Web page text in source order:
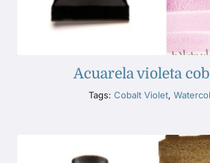
Acuarela violeta
Tags: Cobalt Violet,